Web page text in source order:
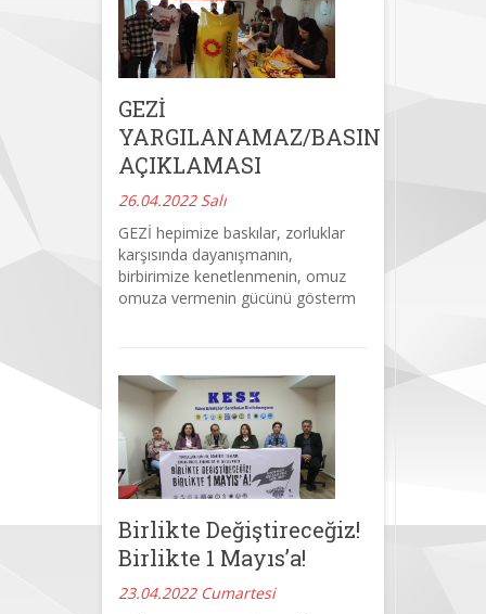
GEZİ
YARGILANAMAZ/BASIN
AÇIKLAMASI
26.04.2022 Salı
GEZİ hepimize baskılar, zorluklar
karşısında dayanışmanın,
birbirimize kenetlenmenin, omuz
omuza vermenin gücünü gösterm
Birlikte Değiştireceğiz!
Birlikte 1 Mayıs’a!
23.04.2022 Cumartesi